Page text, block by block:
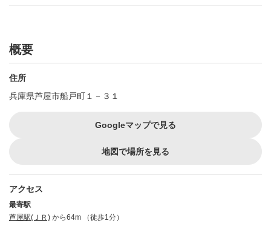
概要
住所
兵庫県芦屋市船戸町１－３１
Googleマップで見る
地図で場所を見る
アクセス
最寄駅
芦屋駅(ＪＲ) から64m （徒歩1分）